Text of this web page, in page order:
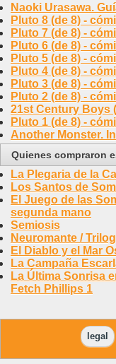
Naoki Urasawa.
Pluto 8 (de 8) -
Pluto 7 (de 8) -
Pluto 6 (de 8) -
Pluto 5 (de 8) -
Pluto 4 (de 8) -
Pluto 3 (de 8) -
Pluto 2 (de 8) -
21st Century Boys
Pluto 1 (de 8) -
Another Monster.
Quienes compraron
La Plegaria de la
Los Santos de
El Juego de las
segunda mano
Semiosis
Neuromante /
El Diablo y el Mar
La Campaña
La Última Sonrisa
Fetch Phillips 1
legal